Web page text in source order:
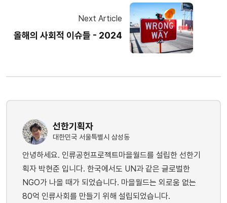
Next Article
올해의 사회적 이슈들 - 2024
선한기획자
대한민국 서울특별시 삼성동
안녕하세요. 인류공헌프로젝트마을월드를 설립한 선한기
획자 박현준 입니다. 한국에서도 UN과 같은 글로벌한
NGO가 나올 때가 되었습니다. 마을월드는 외로움 없는
80억 인류사회를 만들기 위해 설립되었습니다.